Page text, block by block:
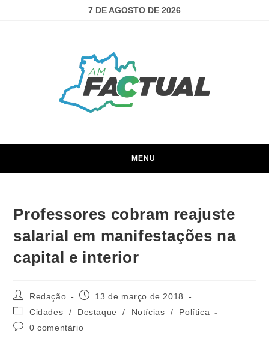
7 DE AGOSTO DE 2026
MENU
Professores cobram reajuste
salarial em manifestações na
capital e interior
Redação
13 de março de 2018
Cidades
/ Destaque / Notícias /
Política
0 comentário